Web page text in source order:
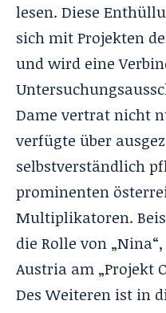
lesen. Diese
sich mit Projekten
und wird eine
Dame vertrat nicht
verfügte über
selbstverständlich
prominenten
Multiplikatoren.
die Rolle von
Austria am „Projekt
Des Weiteren ist in